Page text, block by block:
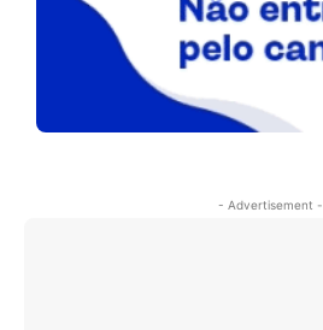
- Advertisement -